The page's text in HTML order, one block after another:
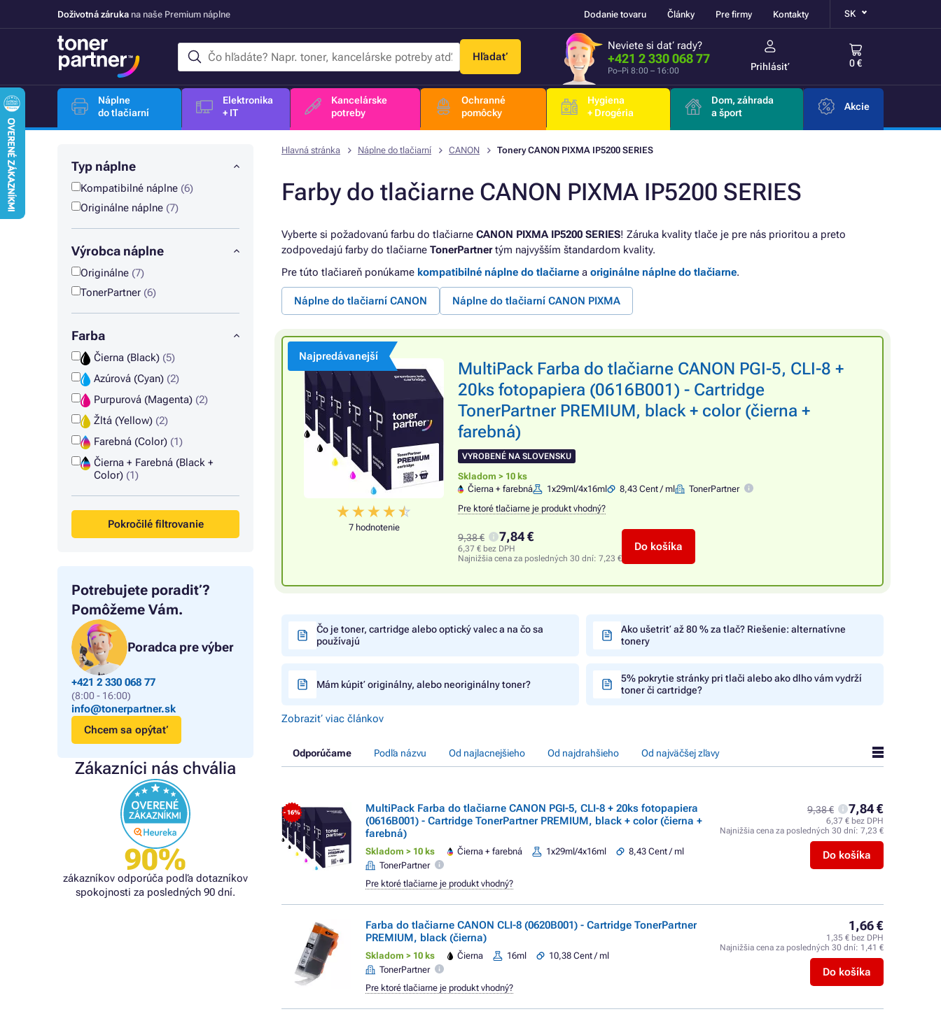
Doživotná záruka na naše Premium náplne Dodanie tovaru Články Pre firmy Kontakty SK
Hľadať
Neviete si dať rady?
+421 2 330 068 77
Po–Pi 8:00 – 16:00 Prihlásiť 0 €
Náplne
do tlačiarní
Elektronika
+ IT
Kancelárske
potreby
Ochranné
pomôcky
Hygiena
+ Drogéria
Dom, záhrada
a šport
Akcie
Typ náplne
Kompatibilné náplne (6)
Originálne náplne (7)
Výrobca náplne
Originálne (7)
TonerPartner (6)
Farba
Čierna (Black) (5)
Azúrová (Cyan) (2)
Purpurová (Magenta) (2)
Žltá (Yellow) (2)
Farebná (Color) (1)
Čierna + Farebná (Black +
Color) (1)
Pokročilé filtrovanie
Potrebujete poradiť?
Pomôžeme Vám.
Poradca pre výber
+421 2 330 068 77
(8:00 - 16:00)
info@tonerpartner.sk
Chcem sa opýtať
Zákazníci nás chvália
90%
zákazníkov odporúča podľa dotazníkov
spokojnosti za posledných 90 dní.
Hlavná stránka Náplne do tlačiarní CANON Tonery CANON PIXMA IP5200 SERIES
Farby do tlačiarne CANON PIXMA IP5200 SERIES
Vyberte si požadovanú farbu do tlačiarne CANON PIXMA IP5200 SERIES! Záruka kvality tlače je pre nás prioritou a preto
zodpovedajú farby do tlačiarne TonerPartnertým najvyšším štandardom kvality.
Pre túto tlačiareň ponúkame kompatibilné náplne do tlačiarne a originálne náplne do tlačiarne.
Náplne do tlačiarní CANON Náplne do tlačiarní CANON PIXMA
Najpredávanejší
7 hodnotenie
MultiPack Farba do tlačiarne CANON PGI-5, CLI-8 +
20ks fotopapiera (0616B001) - Cartridge
TonerPartner PREMIUM, black + color (čierna +
farebná)
VYROBENÉ NA SLOVENSKU
Skladom > 10 ks
Čierna + farebná
1x29ml/4x16ml 8,43 Cent / ml
TonerPartner
Pre ktoré tlačiarne je produkt vhodný?
9,38 € 7,84 €
6,37 € bez DPH
Najnižšia cena za posledných 30 dní: 7,23 €
Do košíka
Čo je toner, cartridge alebo optický valec a na čo sa
používajú
Ako ušetriť až 80 % za tlač? Riešenie: alternatívne
tonery
Mám kúpiť originálny, alebo neoriginálny toner?
5% pokrytie stránky pri tlači alebo ako dlho vám vydrží
toner či cartridge?
Zobraziť viac článkov
Odporúčame Podľa názvu Od najlacnejšieho Od najdrahšieho Od najväčšej zľavy
- 16%
MultiPack Farba do tlačiarne CANON PGI-5, CLI-8 + 20ks fotopapiera
(0616B001) - Cartridge TonerPartner PREMIUM, black + color (čierna +
farebná)
Skladom > 10 ks Čierna + farebná 1x29ml/4x16ml
8,43 Cent / ml
TonerPartner
9,38 € 7,84 €
6,37 € bez DPH
Najnižšia cena za posledných 30 dní: 7,23 €
Do košíka
Pre ktoré tlačiarne je produkt vhodný?
Farba do tlačiarne CANON CLI-8 (0620B001) - Cartridge TonerPartner
PREMIUM, black (čierna)
Skladom > 10 ks Čierna 16ml
10,38 Cent / ml
TonerPartner
1,66 €
1,35 € bez DPH
Najnižšia cena za posledných 30 dní: 1,41 €
Do košíka
Pre ktoré tlačiarne je produkt vhodný?